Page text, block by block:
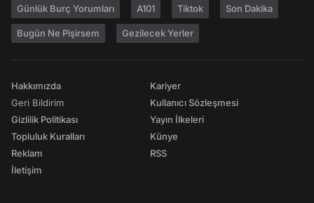
Günlük Burç Yorumları A101 Tiktok Son Dakika
Bugün Ne Pişirsem Gezilecek Yerler
Hakkımızda
Geri Bildirim
Gizlilik Politikası
Topluluk Kuralları
Reklam
İletişim
Kariyer
Kullanıcı Sözleşmesi
Yayın İlkeleri
Künye
RSS